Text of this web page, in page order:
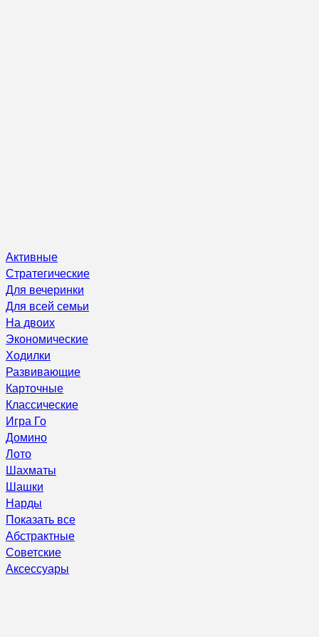
Активные
Стратегические
Для вечеринки
Для всей семьи
На двоих
Экономические
Ходилки
Развивающие
Карточные
Классические
Игра Го
Домино
Лото
Шахматы
Шашки
Нарды
Показать все
Абстрактные
Советские
Аксессуары